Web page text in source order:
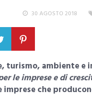
30 AGOSTO 2018
turismo, ambiente e
le imprese e di
imprese che